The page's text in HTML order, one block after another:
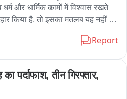
એડવેન્ચર એક્ટિવિટી અને
સંસ્કૃતિ અને સ્થાનિક વાનગીઓ
કુદરતી સૌંદર્ય માણવાની અનોખી
और धार्मिक कामों में विश्वास रखते
किया है, तो इसका मतलब यह नहीं है
जैसा है, धार्मिक काम करने वाले को
रहे हैं, वे सिर्फ माहौल खराब करना
होनी चाहिए।"
Report
पर्दाफाश, तीन गिरफ्तार,